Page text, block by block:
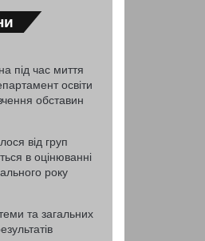
під час миття
освіти
обставин
від груп
в оцінюванні
року
та загальних